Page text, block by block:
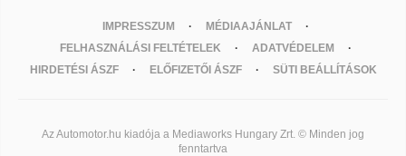
IMPRESSZUM
MÉDIAAJÁNLAT
FELHASZNÁLÁSI FELTÉTELEK
ADATVÉDELEM
HIRDETÉSI ÁSZF
ELŐFIZETŐI ÁSZF SÜTI BEÁLLÍTÁSOK
Az Automotor.hu kiadója a Mediaworks Hungary Zrt. © Minden jog
fenntartva